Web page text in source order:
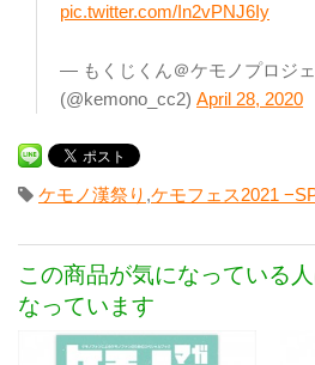
pic.twitter.com/In2vPNJ6Iy
— もくじくん＠ケモノプロジェ
(@kemono_cc2) April 28, 2020
ケモノ漢祭り ,ケモフェス2021
この商品が気になっている
なっています